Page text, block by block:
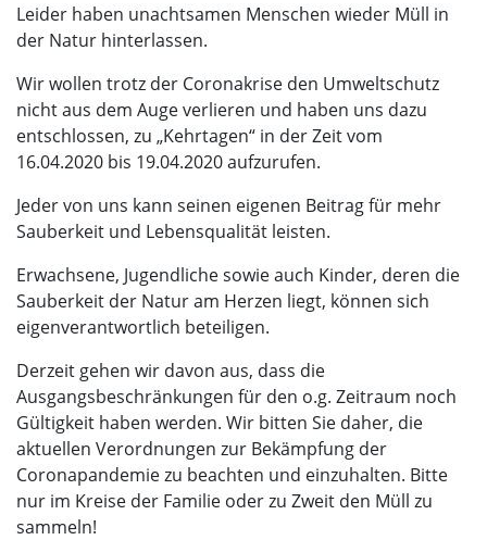
Leider haben unachtsamen Menschen wieder Müll in
der Natur hinterlassen.
Wir wollen trotz der Coronakrise den Umweltschutz
nicht aus dem Auge verlieren und haben uns dazu
entschlossen, zu „Kehrtagen“ in der Zeit vom
16.04.2020 bis 19.04.2020 aufzurufen.
Jeder von uns kann seinen eigenen Beitrag für mehr
Sauberkeit und Lebensqualität leisten.
Erwachsene, Jugendliche sowie auch Kinder, deren die
Sauberkeit der Natur am Herzen liegt, können sich
eigenverantwortlich beteiligen.
Derzeit gehen wir davon aus, dass die
Ausgangsbeschränkungen für den o.g. Zeitraum noch
Gültigkeit haben werden. Wir bitten Sie daher, die
aktuellen Verordnungen zur Bekämpfung der
Coronapandemie zu beachten und einzuhalten. Bitte
nur im Kreise der Familie oder zu Zweit den Müll zu
sammeln!